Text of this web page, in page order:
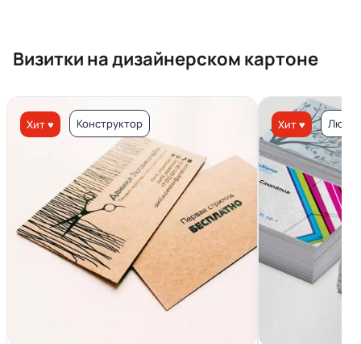
Визитки на дизайнерском картоне
Хит ♥ Конструктор Хит ♥ Люкс